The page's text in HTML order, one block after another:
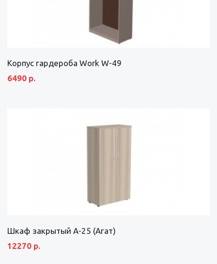
Корпус гардероба Work W-49
6490 р.
Шкаф закрытый А-25 (Агат)
12270 р.